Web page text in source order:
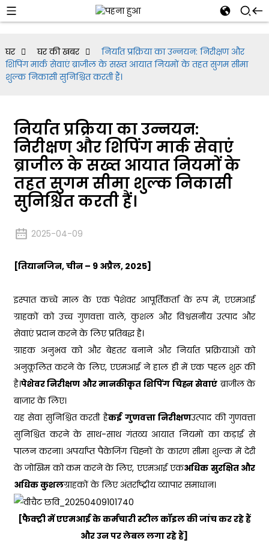
घर घर की खबर
निर्यात प्रक्रिया का उन्नयन: निरीक्षण और
शिपिंग मार्क सेवाएं ब्राजील के सख्त आयात नियमों के तहत सुगम सीमा
शुल्क निकासी सुनिश्चित करती हैं।
निर्यात प्रक्रिया का उन्नयन:
निरीक्षण और शिपिंग मार्क सेवाएं
ब्राजील के सख्त आयात नियमों के
तहत सुगम सीमा शुल्क निकासी
सुनिश्चित करती हैं।
2025-04-09
[तियानजिन, चीन – 9 अप्रैल, 2025]
इस्पात कच्चे माल के एक पेशेवर आपूर्तिकर्ता के रूप में, एएमआई
ग्राहकों को उच्च गुणवत्ता वाले, कुशल और विश्वसनीय उत्पाद और
सेवाएं प्रदान करने के लिए प्रतिबद्ध है।
ग्राहक अनुभव को और बेहतर बनाने और निर्यात प्रक्रियाओं को
अनुकूलित करने के लिए, एएमआई ने हाल ही में एक पहल शुरू की
है।पेशेवर निरीक्षण और मानकीकृत शिपिंग चिह्न सेवाएं ब्राजील के
बाजार के लिए।
यह सेवा सुनिश्चित करती हैकई गुणवत्ता निरीक्षणउत्पाद की गुणवत्ता
सुनिश्चित करने के साथ-साथ गंतव्य आयात नियमों का कड़ाई से
पालन करना। अपर्याप्त पैकेजिंग चिह्नों के कारण सीमा शुल्क में देरी
के जोखिम को कम करने के लिए, एएमआई एकअधिक सुरक्षित और
अधिक कुशलग्राहकों के लिए अंतर्राष्ट्रीय व्यापार समाधान।
[फैक्ट्री में एएमआई के कर्मचारी स्टील कॉइल की जांच कर रहे हैं
और उन पर लेबल लगा रहे हैं]